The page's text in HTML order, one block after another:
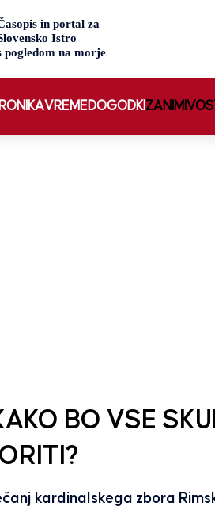
VREMEDOGODKI
BO VSE
kardinalskega zbora